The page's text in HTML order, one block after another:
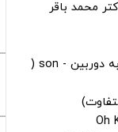
محمد باقر
دانلود قالب مرد سیاه پوست در حال نگاه به دوربین - son (